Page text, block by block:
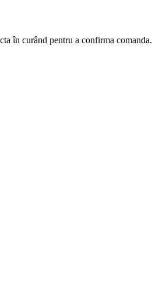
în curând pentru a confirma comanda.